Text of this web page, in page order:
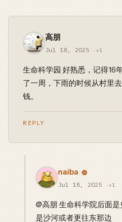
高朋
Jul 18, 2025 ·v1
生命科学园 好熟悉，记得16
了一周，下雨的时候从村里
钱。
REPLY
naiba
Jul 18, 2025 ·v1
@高朋 生命科学院后面
是沙河或者更往东那边